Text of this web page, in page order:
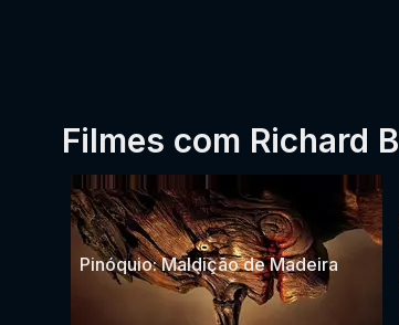
Filmes com Richard
Pinóquio: Maldição de Madeira